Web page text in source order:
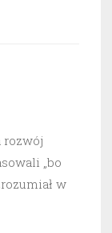
rozwój
„bo
w